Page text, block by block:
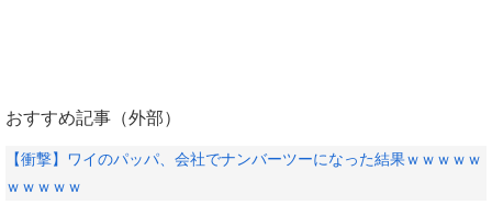
おすすめ記事（外部）
【衝撃】ワイのパッパ、会社でナンバーツーになった結果ｗｗｗｗｗ
ｗｗｗｗｗ